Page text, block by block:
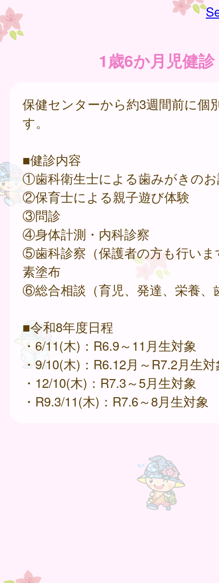
1歳6か月児健診
保健センターから約3週間前に個
す。
■健診内容
①歯科衛生士による歯みがきの
②保育士による親子遊び体験
③問診
④身体計測・内科診察
⑤歯科診察（保護者の方も行いま
素塗布
⑥総合相談（育児、発達、栄養、
■令和8年度日程
・6/11(木)：R6.9～11月生対象
・9/10(木)：R6.12月～R7.2月生
・12/10(木)：R7.3～5月生対象
・R9.3/11(木)：R7.6～8月生対象